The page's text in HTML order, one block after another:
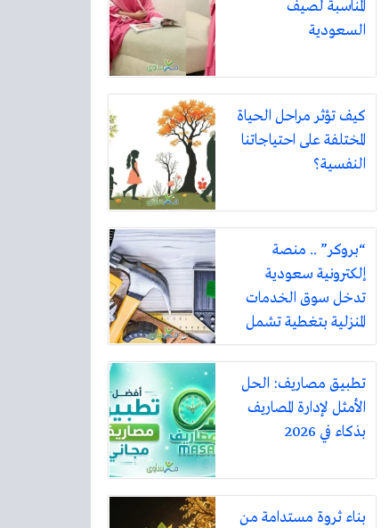
المناسبة لصيف
السعودية
كيف تؤثر مراحل الحياة
المختلفة على احتياجاتنا
النفسية؟
“بروكر” .. منصة
إلكترونية سعودية
تدخل سوق الخدمات
المنزلية بتغطية تشمل
أكثر من ثلاثين مدينة
تطبيق مصاريف: الحل
الأمثل لإدارة المصاريف
بذكاء في 2026
بناء ثروة مستدامة من